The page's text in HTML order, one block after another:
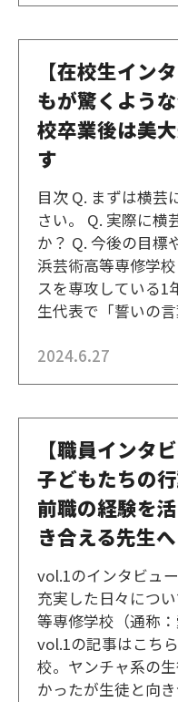
【在校生イン
もが驚くよう
校卒業後は美
す
目次 Q. まずは横芸
さい。 Q. 実際に横
か？ Q. 今後の目標
浜芸術高等専修学
スを専攻している1
生代表で「誓いの
に入学した経緯を
ら絵を描くことが
2024.6.27
【職員インタ
子どもたちの
前職の経験を
き合える先生へ
vol.1のインタビュ
充実した日々につ
等専修学校（通称
vol.1の記事はこち
校。ヤンチャ系の
かったが生徒と向